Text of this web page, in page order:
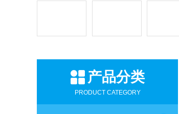
产品分类
PRODUCT CATEGORY